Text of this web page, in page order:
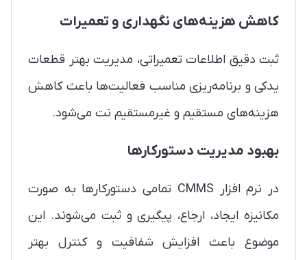
کاهش هزینه‌های نگهداری و تعمیرات
ثبت دقیق اطلاعات تعمیراتی، مدیریت بهتر قطعات
یدکی و برنامه‌ریزی مناسب فعالیت‌ها باعث کاهش
هزینه‌های مستقیم و غیرمستقیم نت می‌شود.
بهبود مدیریت دستورکارها
در نرم افزار CMMS تمامی دستورکارها به صورت
مکانیزه ایجاد، ارجاع، پیگیری و ثبت می‌شوند. این
موضوع باعث افزایش شفافیت و کنترل بهتر